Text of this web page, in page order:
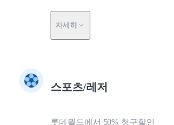
자세히
스포츠/레저
롯데월드에서 50% 청구할인